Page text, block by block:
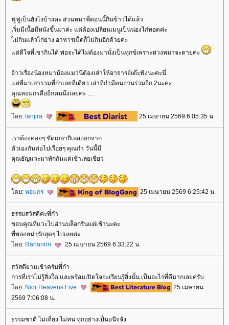
ฟูฟูเป็นยังไงบ้างคะ ส่วนหมาพี่ตอนนี้กินข้าวได้แล้ว
เริ่มมีเนื้อมีหนังขึ้นมาค่ะ แต่ต้องเปลี่ยนเมนูเป็นน่องไก่ทอดค่ะ
ไม่กินแล้วไก่ย่าง อาหารเม็ดก็ไม่กินอีกด้วยค่ะ
ต่ดีใจที่เขากินได้ พ่อจะได้ไม่ต้องมานั่งเป็นทุกข์เพราะห่วงหมาจะตายค่ะ
อ้าวเรื่องน้องหมาน้องแมวนี่ต้องเล่าให้อาจารย์เต๊ะฟังนะคะนี่
ต่พี่มาเล่ารวมที่ก๋าเลยที่เดียว เล่าที่ก๋ามีคนอ่านร่วมอีก 2นะคะ
คุณหอมกรคืออีกคนนึงเลยค่ะ ....
ดย: tanjira 25 เมษายน 2569 6:05:35 น.
เราต้องค่อยๆ ขัดเกลากิเลสออกจาก
ตัวเองกันต่อไปเรื่อยๆ คุณก๋า วันนี้มี
คุณธัญแวะมาทักกันแต่เช้าเลยเชียว
ดย: หอมกร 25 เมษายน 2569 6:25:42 น.
ธรรมสวัสดีค่ะพี่ก๋า
ขอบคุณที่แวะไปอ่านบล็อกรินแต่เช้านะคะ
พี่พลอยน่ารักสุดๆ ไปเลยค่ะ
ดย: Rananrin 25 เมษายน 2569 6:33:22 น.
สวัสดียามเช้าครับพี่ก๋า
การที่เราไม่รู้สิ่งใด และพร้อมเปิดใจจะเรียนรู้สิ่งนั้น เป็นอะไรที่ดีมากเลยครับ
ดย: Nior Heavens Five
25 เมษายน
2569 7:06:08 น.
ธรรมชาติ ไม่เที่ยง ไม่ทน ทุกอย่างเป็นอนิจจัง